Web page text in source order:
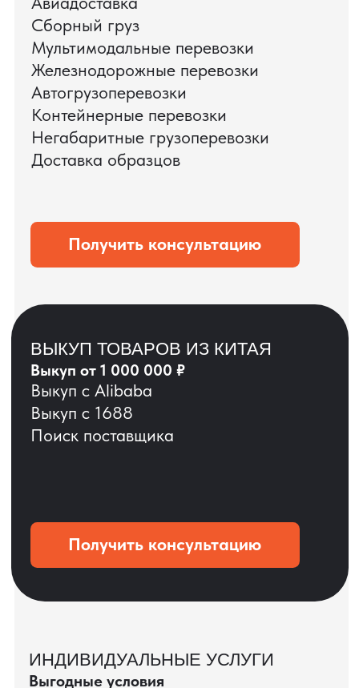
ДО ОПЛАТЫ?
ОСТАВЬТЕ ЗАЯВКУ
Мы вернёмся с расчётом и фото после
технической проверки
+7
КЕЙС ПАО «РОСТЕЛЕКОМ»